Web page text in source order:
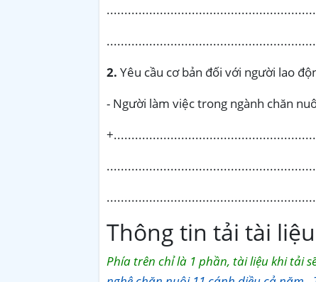
2. Yêu cầu cơ bản đối với người lao
- Người làm việc trong ngành chăn
Thông tin tải tài
Phía trên chỉ là 1 phần, tài liệu khi tải